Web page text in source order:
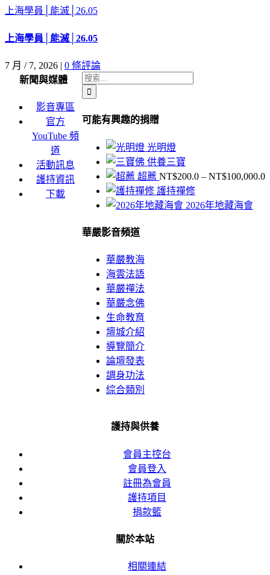
上海學員│能滅│26.05
上海學員│能滅│26.05
7 月 / 7, 2026 | 0 條評論
搜
索
果：
可能有興趣的捐贈
光明燈
供養三寶
超薦 NT$200.0 – NT$100,000.0
護持禪修
2026年地藏海會
華嚴影音頻道
華嚴教海
海雲法語
華嚴禪法
華嚴念佛
生命教育
壇城介紹
導覽簡介
論壇發表
調身功法
綜合類別
新聞與媒體
影音專區
官方
YouTube 頻
道
活動訊息
護持資訊
下載
護持與供養
會員主控台
會員登入
註冊為會員
護持項目
捐款籃
關於本站
相關連結